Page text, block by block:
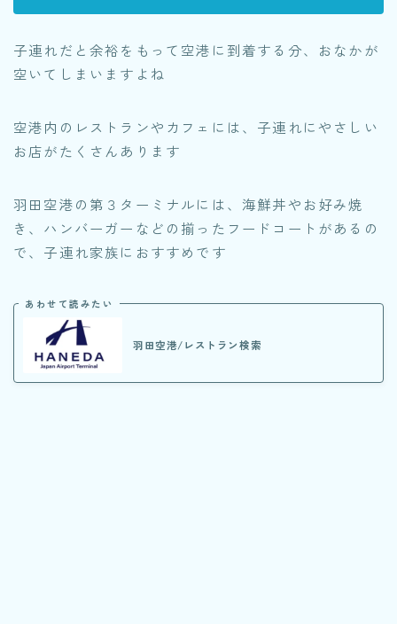
子連れだと余裕をもって空港に到着する分、おなかが
空いてしまいますよね
空港内のレストランやカフェには、子連れにやさしい
お店がたくさんあります
羽田空港の第３ターミナルには、海鮮丼やお好み焼
き、ハンバーガーなどの揃ったフードコートがあるの
で、子連れ家族におすすめです
あわせて読みたい
羽田空港/レストラン検索